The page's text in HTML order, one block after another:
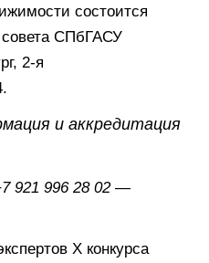
состоится
совета СПбГАСУ
2-я
и аккредитация
921 996 28 02 —
X конкурса